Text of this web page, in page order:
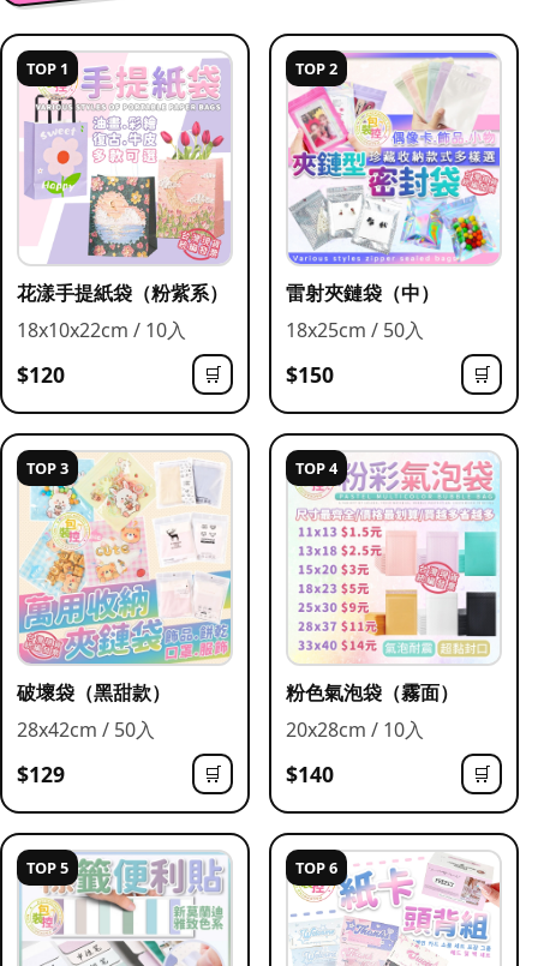
TOP 1
花漾手提紙袋（粉紫系）
18x10x22cm / 10入
$120 🛒
TOP 2
雷射夾鏈袋（中）
18x25cm / 50入
$150 🛒
TOP 3
破壞袋（黑甜款）
28x42cm / 50入
$129 🛒
TOP 4
粉色氣泡袋（霧面）
20x28cm / 10入
$140 🛒
TOP 5 TOP 6